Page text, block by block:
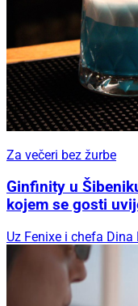
Za večeri bez žurbe
Ginfinity u
kojem se gosti
Uz Fenixe i chefa Dina